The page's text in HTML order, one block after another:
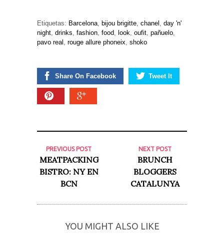
Etiquetas: Barcelona, bijou brigitte, chanel , day 'n'
night, drinks, fashion, food, look, oufit, pañuelo,
pavo real , rouge allure phoneix, shoko
Share On Facebook Tweet It
PREVIOUS POST
MEATPACKING
BISTRO: NY EN
BCN
NEXT POST
BRUNCH
BLOGGERS
CATALUNYA
YOU MIGHT ALSO LIKE